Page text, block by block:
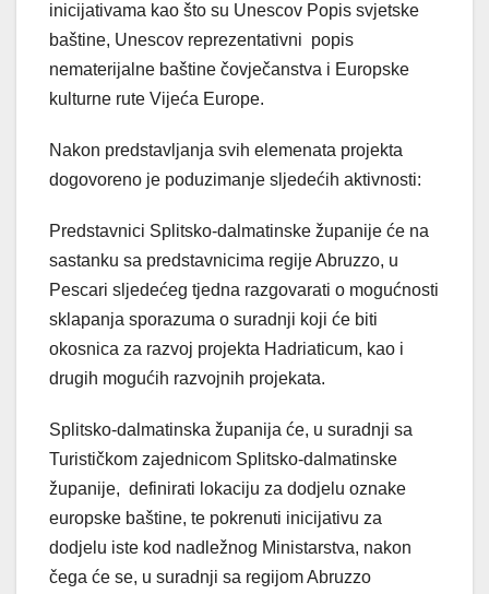
inicijativama kao što su Unescov Popis svjetske
baštine, Unescov reprezentativni popis
nematerijalne baštine čovječanstva i Europske
kulturne rute Vijeća Europe.
Nakon predstavljanja svih elemenata projekta
dogovoreno je poduzimanje sljedećih aktivnosti:
Predstavnici Splitsko-dalmatinske županije će na
sastanku sa predstavnicima regije Abruzzo, u
Pescari sljedećeg tjedna razgovarati o mogućnosti
sklapanja sporazuma o suradnji koji će biti
okosnica za razvoj projekta Hadriaticum, kao i
drugih mogućih razvojnih projekata.
Splitsko-dalmatinska županija će, u suradnji sa
Turističkom zajednicom Splitsko-dalmatinske
županije, definirati lokaciju za dodjelu oznake
europske baštine, te pokrenuti inicijativu za
dodjelu iste kod nadležnog Ministarstva, nakon
čega će se, u suradnji sa regijom Abruzzo